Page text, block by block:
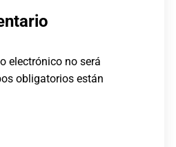
electrónico no será
obligatorios están